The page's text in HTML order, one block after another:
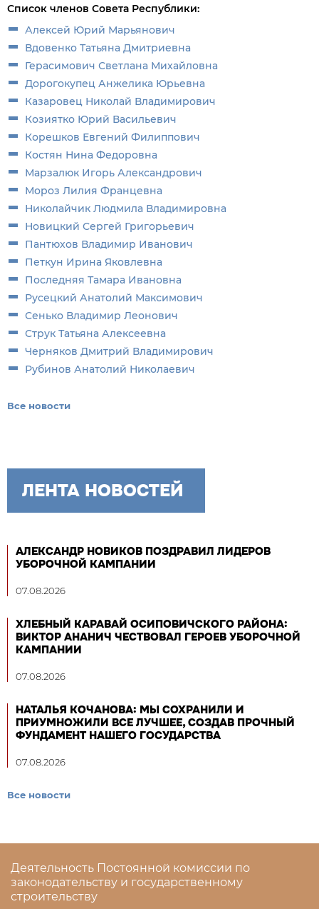
Список членов Совета Республики:
Алексей Юрий Марьянович
Вдовенко Татьяна Дмитриевна
Герасимович Светлана Михайловна
Дорогокупец Анжелика Юрьевна
Казаровец Николай Владимирович
Козиятко Юрий Васильевич
Корешков Евгений Филиппович
Костян Нина Федоровна
Марзалюк Игорь Александрович
Мороз Лилия Францевна
Николайчик Людмила Владимировна
Новицкий Сергей Григорьевич
Пантюхов Владимир Иванович
Петкун Ирина Яковлевна
Последняя Тамара Ивановна
Русецкий Анатолий Максимович
Сенько Владимир Леонович
Струк Татьяна Алексеевна
Черняков Дмитрий Владимирович
Рубинов Анатолий Николаевич
Все новости
ЛЕНТА НОВОСТЕЙ
АЛЕКСАНДР НОВИКОВ ПОЗДРАВИЛ ЛИДЕРОВ
УБОРОЧНОЙ КАМПАНИИ
07.08.2026
ХЛЕБНЫЙ КАРАВАЙ ОСИПОВИЧСКОГО РАЙОНА:
ВИКТОР АНАНИЧ ЧЕСТВОВАЛ ГЕРОЕВ УБОРОЧНОЙ
КАМПАНИИ
07.08.2026
НАТАЛЬЯ КОЧАНОВА: МЫ СОХРАНИЛИ И
ПРИУМНОЖИЛИ ВСЕ ЛУЧШЕЕ, СОЗДАВ ПРОЧНЫЙ
ФУНДАМЕНТ НАШЕГО ГОСУДАРСТВА
07.08.2026
Все новости
Деятельность Постоянной комиссии по
законодательству и государственному
строительству